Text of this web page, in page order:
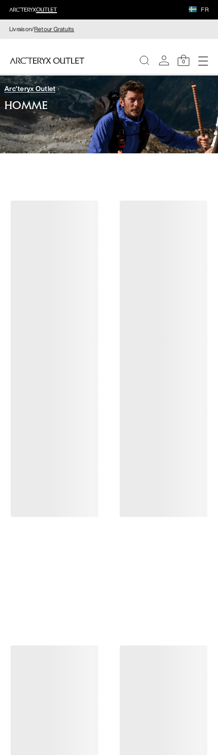
FR
Livraison/Retour Gratuits
0
FEMME
HOMME
Arc'teryx Outlet
HOMME